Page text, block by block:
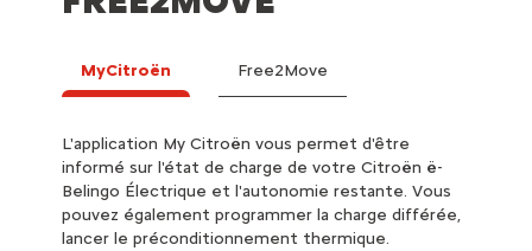
L'application My Citroën vous permet d'être
informé sur l'état de charge de votre Citroën ë-
Belingo Électrique et l'autonomie restante. Vous
pouvez également programmer la charge différée,
lancer le préconditionnement thermique.
MyCitroën Free2Move